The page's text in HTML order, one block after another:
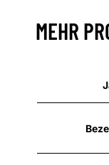
MEHR